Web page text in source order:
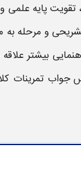
، تقویت پایه علمی
و مرحله به
بیشتر علاقه
جواب تمرینات